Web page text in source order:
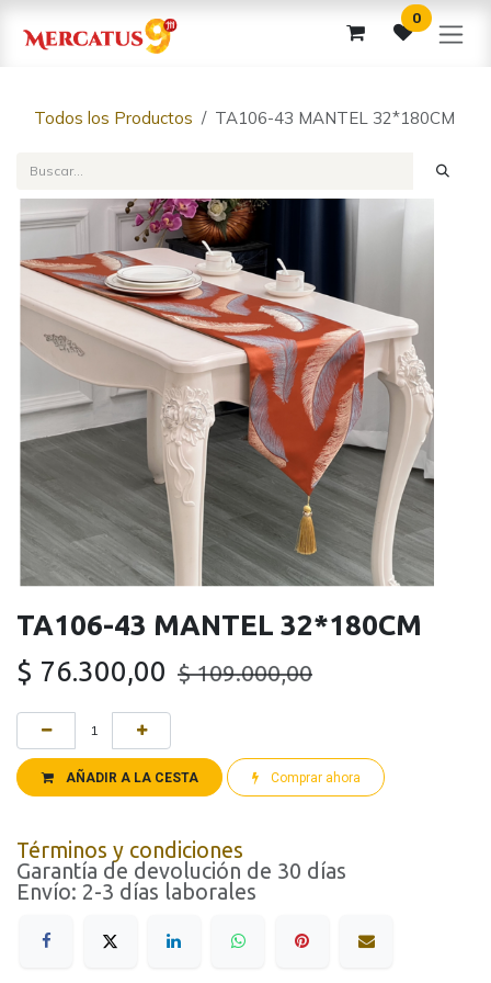
0
Todos los Productos TA106-43 MANTEL 32*180CM
TA106-43 MANTEL 32*180CM
$ 76.300,00 $109.000,00
AÑADIR A LA CESTA Comprar ahora
Términos y condiciones
Garantía de devolución de 30 días
Envío: 2-3 días laborales